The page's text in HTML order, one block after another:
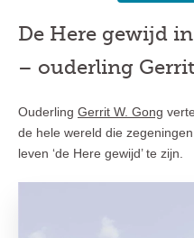
De Here gewijd
– ouderling
Ouderling Gerrit W. Gong
de hele wereld die
leven ‘de Here gewijd’ te zijn.